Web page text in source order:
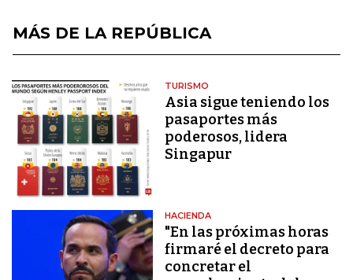
MÁS DE LA REPÚBLICA
TURISMO
Asia sigue teniendo los
pasaportes más
poderosos, lidera
Singapur
HACIENDA
"En las próximas horas
firmaré el decreto para
concretar el